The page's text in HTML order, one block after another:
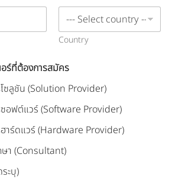
Country
อร์ที่ต้องการสมัคร
ซลูชัน (Solution Provider)
ซอฟต์แวร์ (Software Provider)
ฮาร์ดแวร์ (Hardware Provider)
ษา (Consultant)
ะบุ)